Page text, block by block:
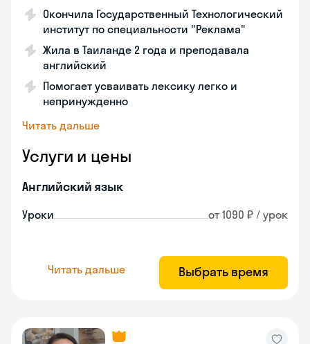
Окончила Государственный Технологический
институт по специальности "Реклама"
Жила в Таиланде 2 года и преподавала
английский
Помогает усваивать лексику легко и
непринужденно
Читать дальше
Услуги и цены
Английский язык
Уроки от 1090 ₽ / урок
Читать дальше Выбрать время